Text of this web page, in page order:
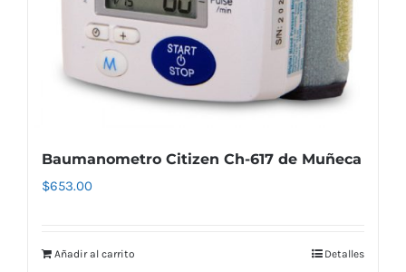
Baumanometro Citizen Ch-617 de Muñeca
$653.00
Añadir al carrito Detalles